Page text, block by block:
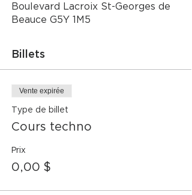
Boulevard Lacroix St-Georges de
Beauce G5Y 1M5
Billets
Vente expirée
Type de billet
Cours techno
Prix
0,00 $